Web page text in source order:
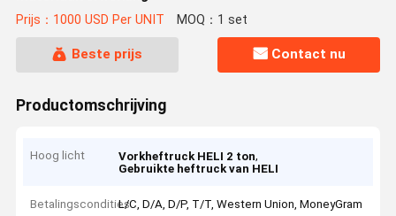
Prijs：1000 USD Per UNIT MOQ：1 set
Beste prijs Contact nu
Productomschrijving
Hoog licht Vorkheftruck HELI 2 ton,
Gebruikte heftruck van HELI
BetalingsconditiesL/C, D/A, D/P, T/T, Western Union, MoneyGram